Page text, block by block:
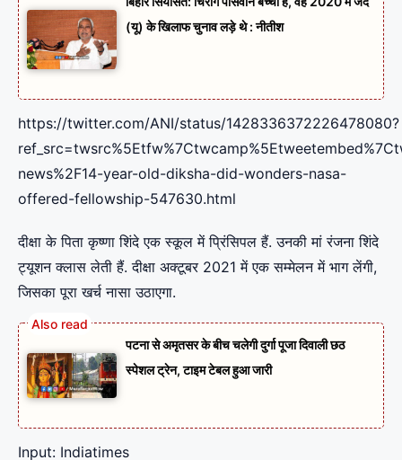
(यू) के खिलाफ चुनाव लड़े थे : नीतीश
https://twitter.com/ANI/status/1428336372226478080?
news%2F14-year-old-diksha-did-wonders-nasa-
offered-fellowship-547630.html
दीक्षा के पिता कृष्णा शिंदे एक स्कूल में प्रिंसिपल हैं. उनकी मां रंजना शिंदे
ट्यूशन क्लास लेती हैं. दीक्षा अक्टूबर 2021 में एक सम्मेलन में भाग लेंगी,
जिसका पूरा खर्च नासा उठाएगा.
पटना से अमृतसर के बीच चलेगी दुर्गा पूजा दिवाली छठ
स्पेशल ट्रेन, टाइम टेबल हुआ जारी
Input: Indiatimes